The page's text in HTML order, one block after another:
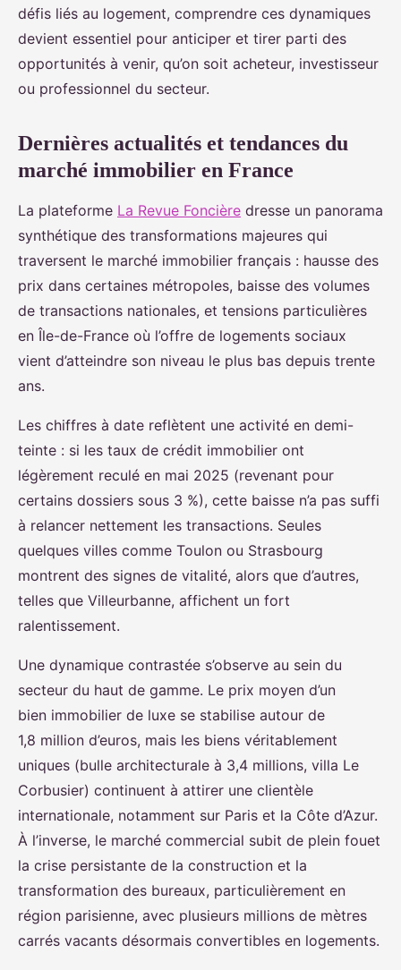
défis liés au logement, comprendre ces dynamiques
devient essentiel pour anticiper et tirer parti des
opportunités à venir, qu’on soit acheteur, investisseur
ou professionnel du secteur.
Dernières actualités et tendances du
marché immobilier en France
La plateforme La Revue Foncière dresse un panorama
synthétique des transformations majeures qui
traversent le marché immobilier français : hausse des
prix dans certaines métropoles, baisse des volumes
de transactions nationales, et tensions particulières
en Île-de-France où l’offre de logements sociaux
vient d’atteindre son niveau le plus bas depuis trente
ans.
Les chiffres à date reflètent une activité en demi-
teinte : si les taux de crédit immobilier ont
légèrement reculé en mai 2025 (revenant pour
certains dossiers sous 3 %), cette baisse n’a pas suffi
à relancer nettement les transactions. Seules
quelques villes comme Toulon ou Strasbourg
montrent des signes de vitalité, alors que d’autres,
telles que Villeurbanne, affichent un fort
ralentissement.
Une dynamique contrastée s’observe au sein du
secteur du haut de gamme. Le prix moyen d’un
bien immobilier de luxe se stabilise autour de
1,8 million d’euros, mais les biens véritablement
uniques (bulle architecturale à 3,4 millions, villa Le
Corbusier) continuent à attirer une clientèle
internationale, notamment sur Paris et la Côte d’Azur.
À l’inverse, le marché commercial subit de plein fouet
la crise persistante de la construction et la
transformation des bureaux, particulièrement en
région parisienne, avec plusieurs millions de mètres
carrés vacants désormais convertibles en logements.